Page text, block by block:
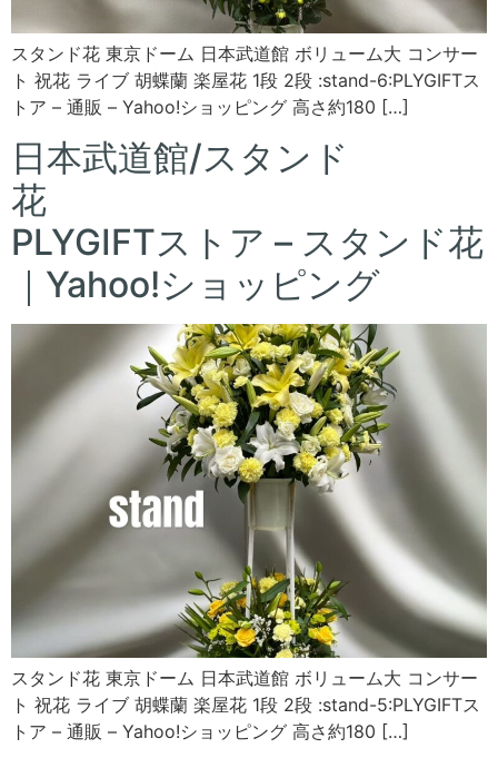
スタンド花 東京ドーム 日本武道館 ボリューム大 コンサー
ト 祝花 ライブ 胡蝶蘭 楽屋花 1段 2段 :stand-6:PLYGIFTス
トア – 通販 – Yahoo!ショッピング 高さ約180 […]
日本武道館/スタンド
花
PLYGIFTストア – スタンド花
｜Yahoo!ショッピング
スタンド花 東京ドーム 日本武道館 ボリューム大 コンサー
ト 祝花 ライブ 胡蝶蘭 楽屋花 1段 2段 :stand-5:PLYGIFTス
トア – 通販 – Yahoo!ショッピング 高さ約180 […]